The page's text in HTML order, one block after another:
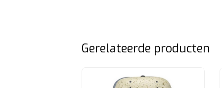
Gerelateerde producten